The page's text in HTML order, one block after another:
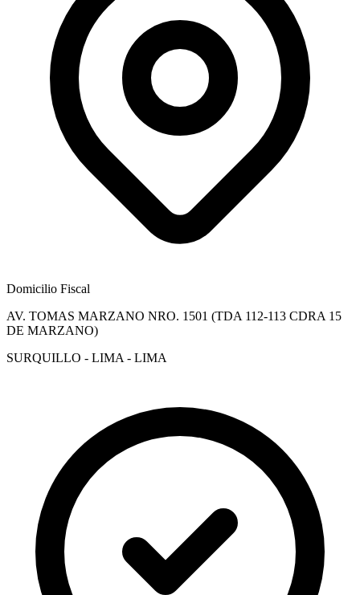
Domicilio Fiscal
AV. TOMAS MARZANO NRO. 1501 (TDA 112-113 CDRA 15
DE MARZANO)
SURQUILLO - LIMA - LIMA